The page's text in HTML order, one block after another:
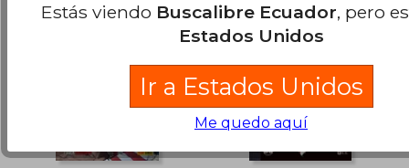
Estás viendo Buscalibre Ecuador, pero
Estados Unidos
Ir a Estados Unidos
Me quedo aquí